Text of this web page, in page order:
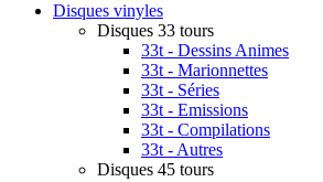
Disques vinyles
Disques 33 tours
33t - Dessins Animes
33t - Marionnettes
33t - Séries
33t - Emissions
33t - Compilations
33t - Autres
Disques 45 tours